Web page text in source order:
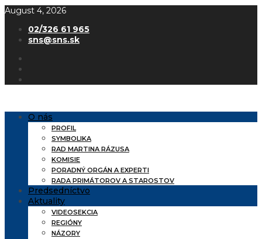
August 4, 2026
02/326 61 965
sns@sns.sk
O nás
PROFIL
SYMBOLIKA
RAD MARTINA RÁZUSA
KOMISIE
PORADNÝ ORGÁN A EXPERTI
RADA PRIMÁTOROV A STAROSTOV
Predsedníctvo
Aktuality
VIDEOSEKCIA
REGIÓNY
NÁZORY